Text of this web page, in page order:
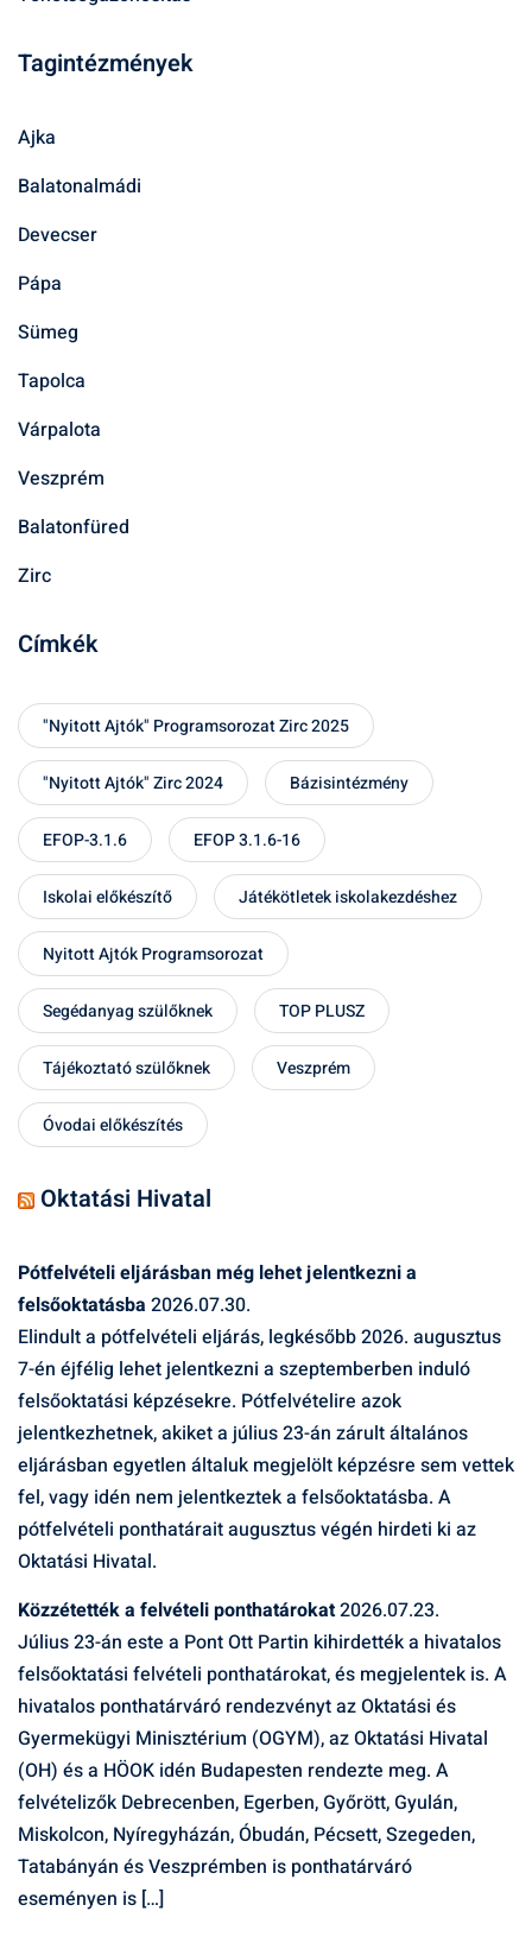
Tagintézmények
Ajka
Balatonalmádi
Devecser
Pápa
Sümeg
Tapolca
Várpalota
Veszprém
Balatonfüred
Zirc
Címkék
"Nyitott Ajtók" Programsorozat Zirc 2025
"Nyitott Ajtók" Zirc 2024 Bázisintézmény
EFOP-3.1.6 EFOP 3.1.6-16
Iskolai előkészítő Játékötletek iskolakezdéshez
Nyitott Ajtók Programsorozat
Segédanyag szülőknek TOP PLUSZ
Tájékoztató szülőknek Veszprém
Óvodai előkészítés
Oktatási Hivatal
Pótfelvételi eljárásban még lehet jelentkezni a
felsőoktatásba 2026.07.30.
Elindult a pótfelvételi eljárás, legkésőbb 2026. augusztus
7-én éjfélig lehet jelentkezni a szeptemberben induló
felsőoktatási képzésekre. Pótfelvételire azok
jelentkezhetnek, akiket a július 23-án zárult általános
eljárásban egyetlen általuk megjelölt képzésre sem vettek
fel, vagy idén nem jelentkeztek a felsőoktatásba. A
pótfelvételi ponthatárait augusztus végén hirdeti ki az
Oktatási Hivatal.
Közzétették a felvételi ponthatárokat2026.07.23.
Július 23-án este a Pont Ott Partin kihirdették a hivatalos
felsőoktatási felvételi ponthatárokat, és megjelentek is. A
hivatalos ponthatárváró rendezvényt az Oktatási és
Gyermekügyi Minisztérium (OGYM), az Oktatási Hivatal
(OH) és a HÖOK idén Budapesten rendezte meg. A
felvételizők Debrecenben, Egerben, Győrött, Gyulán,
Miskolcon, Nyíregyházán, Óbudán, Pécsett, Szegeden,
Tatabányán és Veszprémben is ponthatárváró
eseményen is […]